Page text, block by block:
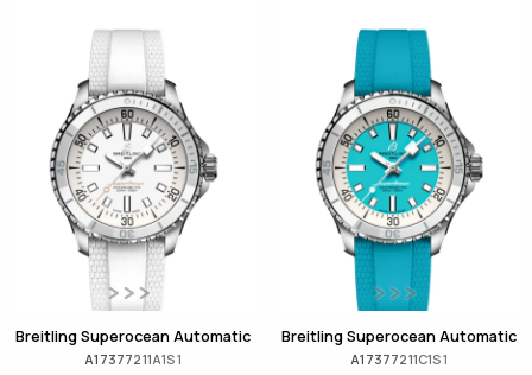
Breitling Superocean Automatic
A17377211A1S1
Breitling Superocean Automatic
A17377211C1S1